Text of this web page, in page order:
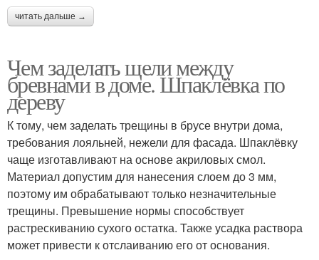
читать дальше →
Чем заделать щели между
бревнами в доме. Шпаклёвка по
дереву
К тому, чем заделать трещины в брусе внутри дома,
требования лояльней, нежели для фасада. Шпаклёвку
чаще изготавливают на основе акриловых смол.
Материал допустим для нанесения слоем до 3 мм,
поэтому им обрабатывают только незначительные
трещины. Превышение нормы способствует
растрескиванию сухого остатка. Также усадка раствора
может привести к отслаиванию его от основания.